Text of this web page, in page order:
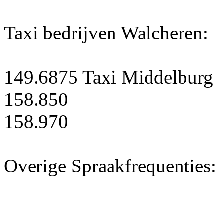
Taxi bedrijven Walcheren:
149.6875 Taxi Middelburg
158.850
158.970
Overige Spraakfrequenties: